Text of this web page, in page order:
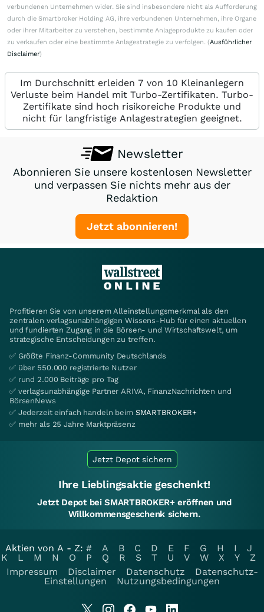
verbundenen Unternehmen wider. Sie sind insbesondere nicht als Aufforderung
durch die Smartbroker Holding AG, ihre verbundenen Unternehmen, ihre Organe
oder ihrer Mitarbeiter zu verstehen, bestimmte Anlageprodukte zu kaufen oder
zu verkaufen oder eine bestimmte Anlagestrategie zu verfolgen. (Ausführlicher
Disclaimer)
Im Durchschnitt erleiden 7 von 10 Kleinanlegern
Verluste beim Handel mit Turbo-Zertifikaten. Turbo-
Zertifikate sind hoch risikoreiche Produkte und
nicht für langfristige Anlagestrategien geeignet.
Newsletter
Abonnieren Sie unsere kostenlosen Newsletter
und verpassen Sie nichts mehr aus der
Redaktion
Jetzt abonnieren!
Profitieren Sie von unserem Alleinstellungsmerkmal als den
zentralen verlagsunabhängigen Wissens-Hub für einen aktuellen
und fundierten Zugang in die Börsen- und Wirtschaftswelt, um
strategische Entscheidungen zu treffen.
✅ Größte Finanz-Community Deutschlands
✅ über 550.000 registrierte Nutzer
✅ rund 2.000 Beiträge pro Tag
✅ verlagsunabhängige Partner ARIVA, FinanzNachrichten und
BörsenNews
✅ Jederzeit einfach handeln beim SMARTBROKER+
✅ mehr als 25 Jahre Marktpräsenz
Jetzt Depot sichern
Ihre Lieblingsaktie geschenkt!
Jetzt Depot bei SMARTBROKER+ eröffnen und
Willkommensgeschenk sichern.
Aktien von A - Z: # A B C D E F G H I
J
K
L M N O P Q R S T U V W X Y
Z
Impressum
Disclaimer Datenschutz
Datenschutz-
Einstellungen
Nutzungsbedingungen